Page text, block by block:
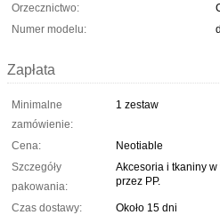
Orzecznictwo:
Numer modelu:
Zapłata
Minimalne
zamówienie:
1 zestaw
Cena:
Neotiable
Szczegóły
pakowania:
Akcesoria i tkaniny
przez PP.
Czas dostawy:
Około 15 dni